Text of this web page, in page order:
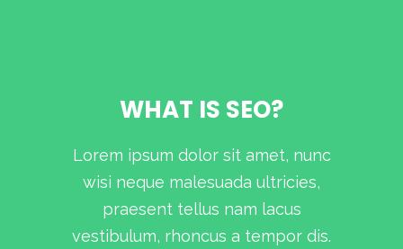
WHAT IS SEO?
Lorem ipsum dolor sit amet, nunc
wisi neque malesuada ultricies,
praesent tellus nam lacus
vestibulum, rhoncus a tempor dis.